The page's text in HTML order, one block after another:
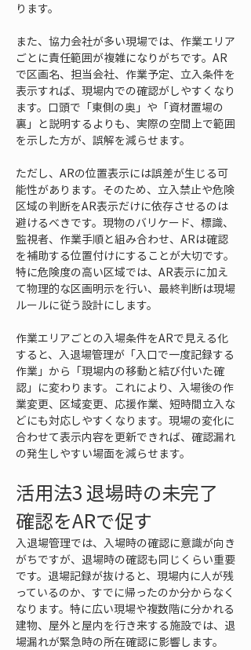
ります。
また、協力会社が多い現場では、作業エリア
ごとに責任範囲が複雑になりがちです。AR
で区画名、担当会社、作業予定、立入条件を
表示すれば、現場内での確認がしやすくなり
ます。口頭で「東側の奥」や「資材置場の
裏」と説明するよりも、実際の空間上で範囲
を示した方が、誤解を減らせます。
ただし、ARの位置表示には誤差が生じる可
能性があります。そのため、立入禁止や危険
区域の判断をAR表示だけに依存させるのは
避けるべきです。現物のバリケード、標識、
監視者、作業手順と組み合わせ、ARは確認
を補助する位置付けにすることが大切です。
特に危険度の高い区域では、AR表示に加え
て物理的な区画明示を行い、最終判断は現場
ルールに従う設計にします。
作業エリアごとの入場条件をARで見える化
すると、入退場管理が「入口で一度記録する
作業」から「現場内の移動と結び付いた確
認」に変わります。これにより、入場後の作
業変更、区域変更、応援作業、短時間立入な
どにも対応しやすくなります。現場の変化に
合わせて表示内容を更新できれば、確認漏れ
の発生しやすい場面を減らせます。
活用法3 退場時の未完了
確認をARで促す
入退場管理では、入場時の確認に意識が向き
がちですが、退場時の確認も同じくらい重要
です。退場記録が抜けると、現場内に人が残
っているのか、すでに帰ったのか分からなく
なります。特に広い現場や複数階に分かれる
建物、屋外と屋内を行き来する施設では、退
場漏れが緊急時の所在確認に影響します。